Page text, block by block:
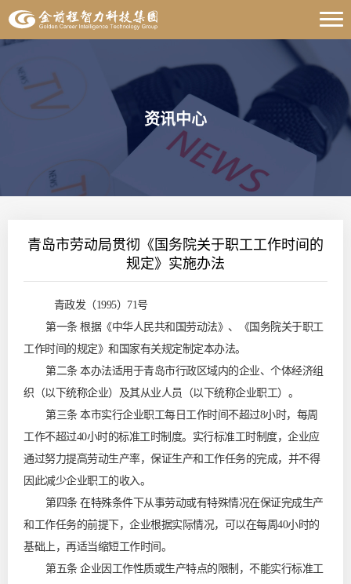
资讯中心
青岛市劳动局贯彻《国务院关于职工工作时间的
规定》实施办法
青政发（1995）71号
第一条 根据《中华人民共和国劳动法》、《国务院关于职工
工作时间的规定》和国家有关规定制定本办法。
第二条 本办法适用于青岛市行政区域内的企业、个体经济组
织（以下统称企业）及其从业人员（以下统称企业职工）。
第三条 本市实行企业职工每日工作时间不超过8小时，每周
工作不超过40小时的标准工时制度。实行标准工时制度，企业应
通过努力提高劳动生产率，保证生产和工作任务的完成，并不得
因此减少企业职工的收入。
第四条 在特殊条件下从事劳动或有特殊情况在保证完成生产
和工作任务的前提下，企业根据实际情况，可以在每周40小时的
基础上，再适当缩短工作时间。
第五条 企业因工作性质或生产特点的限制，不能实行标准工